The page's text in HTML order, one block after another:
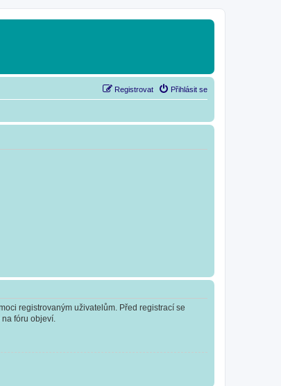
Přihlásit se
Registrovat
registrovaným uživatelům. Před registrací se
fóru objeví.